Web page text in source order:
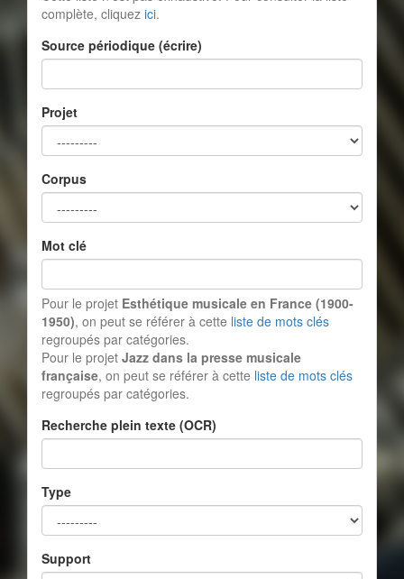
complète, cliquez ici.
Source périodique (écrire)
Projet
Corpus
Mot clé
Pour le projet Esthétique musicale en France (1900-
1950), on peut se référer à cette liste de mots clés
regroupés par catégories.
Pour le projet Jazz dans la presse musicale
française, on peut se référer à cette liste de mots clés
regroupés par catégories.
Recherche plein texte (OCR)
Type
Support